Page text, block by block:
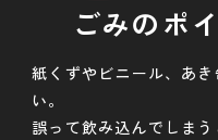
ごみのポ
紙くずやビニール、あ
い。
誤って飲み込んでしま